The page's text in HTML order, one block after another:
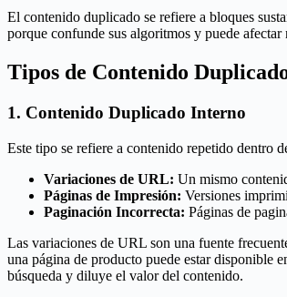
El contenido duplicado se refiere a bloques
porque confunde sus algoritmos y puede
Tipos de Contenido
1. Contenido Duplicado Interno
Este tipo se refiere a contenido repetido dentro
Variaciones de URL: Un mismo
Páginas de Impresión: Versiones
Paginación Incorrecta: Páginas de
Las variaciones de URL son una fuente
una página de producto puede estar disponible
búsqueda y diluye el valor del contenido.